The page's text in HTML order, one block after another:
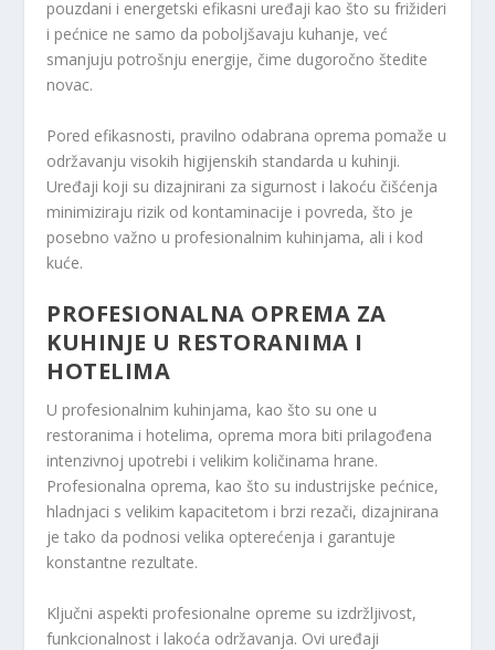
pouzdani i energetski efikasni uređaji kao što su frižideri
i pećnice ne samo da poboljšavaju kuhanje, već
smanjuju potrošnju energije, čime dugoročno štedite
novac.
Pored efikasnosti, pravilno odabrana oprema pomaže u
održavanju visokih higijenskih standarda u kuhinji.
Uređaji koji su dizajnirani za sigurnost i lakoću čišćenja
minimiziraju rizik od kontaminacije i povreda, što je
posebno važno u profesionalnim kuhinjama, ali i kod
kuće.
PROFESIONALNA OPREMA ZA
KUHINJE U RESTORANIMA I
HOTELIMA
U profesionalnim kuhinjama, kao što su one u
restoranima i hotelima, oprema mora biti prilagođena
intenzivnoj upotrebi i velikim količinama hrane.
Profesionalna oprema, kao što su industrijske pećnice,
hladnjaci s velikim kapacitetom i brzi rezači, dizajnirana
je tako da podnosi velika opterećenja i garantuje
konstantne rezultate.
Ključni aspekti profesionalne opreme su izdržljivost,
funkcionalnost i lakoća održavanja. Ovi uređaji